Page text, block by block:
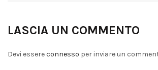
LASCIA UN COMMENTO
Devi essereconnesso per inviare un